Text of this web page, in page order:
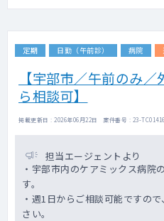
定期 日勤（午前診） 病院
【宇部市／午前のみ
ら相談可】
掲載更新日 : 2026年06月22日 案件番号 : 23-
担当エージェントより
・宇部市内のケアミックス病院
す。
・週1日からご相談可能ですの
さい。